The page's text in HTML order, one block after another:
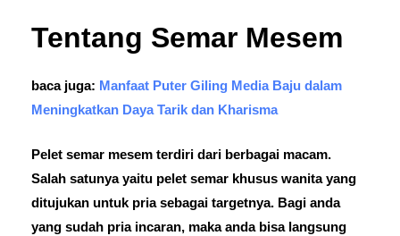
Tentang Semar Mesem
baca juga: Manfaat Puter Giling Media Baju dalam
Meningkatkan Daya Tarik dan Kharisma
Pelet semar mesem terdiri dari berbagai macam.
Salah satunya yaitu pelet semar khusus wanita yang
ditujukan untuk pria sebagai targetnya. Bagi anda
yang sudah pria incaran, maka anda bisa langsung